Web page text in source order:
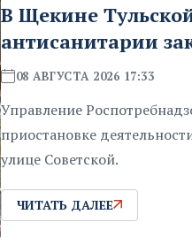
В Щекине
антисанитарии
08 АВГУСТА 2026 17:33
Управление
приостановке
улице Советской.
ЧИТАТЬ ДАЛЕЕ